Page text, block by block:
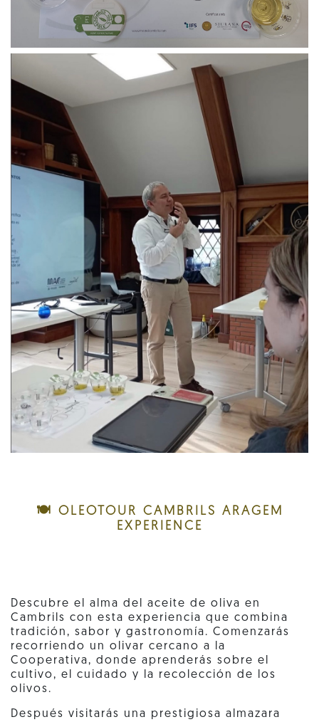
🍽️ OLEOTOUR CAMBRILS ARAGEM
EXPERIENCE
Descubre el alma del aceite de oliva en
Cambrils con esta experiencia que combina
tradición, sabor y gastronomía. Comenzarás
recorriendo un olivar cercano a la
Cooperativa, donde aprenderás sobre el
cultivo, el cuidado y la recolección de los
olivos.
Después visitarás una prestigiosa almazara